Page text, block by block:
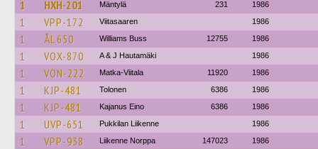
1 HXH-201 Mäntylä 231 1986
1 VPP-172 Viitasaaren 1986
1 ÅL 650 Williams Buss 12755 1986
1 VOX-870 A & J Hautamäki 1986
1 VON-222 Matka-Viitala 11920 1986
1 KJP-481 Tolonen 6386 1986
1 KJP-481 Kajanus Eino 6386 1986
1 UVP-651 Pukkilan Liikenne 1986
1 VPP-938 Liikenne Norppa 147023 1986